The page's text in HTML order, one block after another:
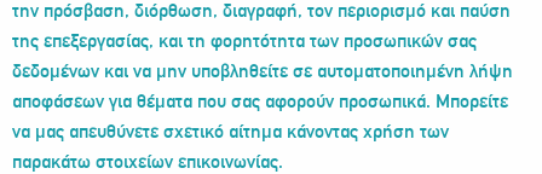
την πρόσβαση, διόρθωση, διαγραφή, τον περιορισμό και παύση
της επεξεργασίας, και τη φορητότητα των προσωπικών σας
δεδομένων και να μην υποβληθείτε σε αυτοματοποιημένη λήψη
αποφάσεων για θέματα που σας αφορούν προσωπικά. Μπορείτε
να μας απευθύνετε σχετικό αίτημα κάνοντας χρήση των
παρακάτω στοιχείων επικοινωνίας.